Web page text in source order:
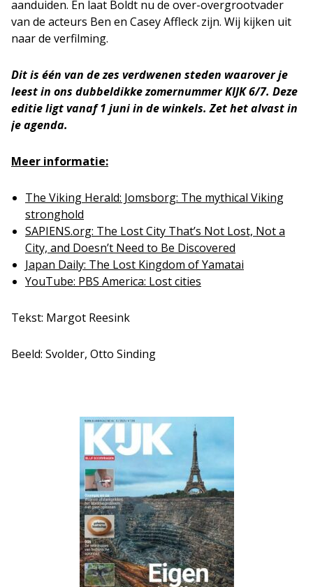
aanduiden. En laat Boldt nu de over-overgrootvader
van de acteurs Ben en Casey Affleck zijn. Wij kijken uit
naar de verfilming.
Dit is één van de zes verdwenen steden waarover je
leest in ons dubbeldikke zomernummer KIJK 6/7. Deze
editie ligt vanaf 1 juni in de winkels. Zet het alvast in
je agenda.
Meer informatie:
The Viking Herald: Jomsborg: The mythical Viking
stronghold
SAPIENS.org: The Lost City That’s Not Lost, Not a
City, and Doesn’t Need to Be Discovered
Japan Daily: The Lost Kingdom of Yamatai
YouTube: PBS America: Lost cities
Tekst: Margot Reesink
Beeld: Svolder, Otto Sinding